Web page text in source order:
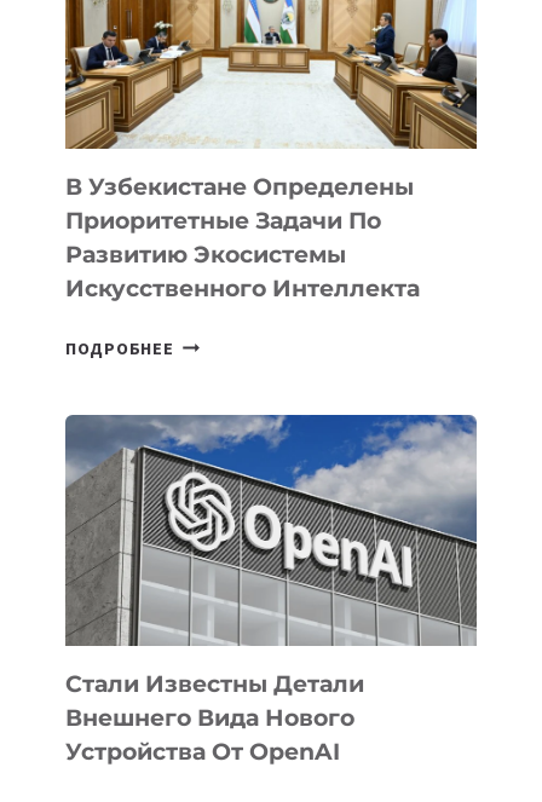
В Узбекистане Определены
Приоритетные Задачи По
Развитию Экосистемы
Искусственного Интеллекта
ПОДРОБНЕЕ В
ПРИОРИТЕТНЫЕ
ЗАДАЧИ
ПО
РАЗВИТИЮ
ЭКОСИСТЕМЫ
ИСКУССТВЕННОГО
ИНТЕЛЛЕКТА
Стали Известны Детали
Внешнего Вида Нового
Устройства От OpenAI